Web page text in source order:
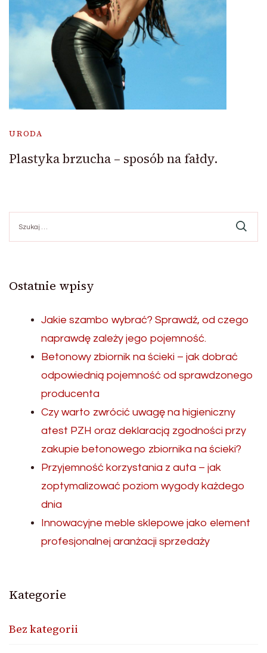
URODA
Plastyka brzucha – sposób na fałdy.
Ostatnie wpisy
Jakie szambo wybrać? Sprawdź, od czego
naprawdę zależy jego pojemność.
Betonowy zbiornik na ścieki – jak dobrać
odpowiednią pojemność od sprawdzonego
producenta
Czy warto zwrócić uwagę na higieniczny
atest PZH oraz deklaracją zgodności przy
zakupie betonowego zbiornika na ścieki?
Przyjemność korzystania z auta – jak
zoptymalizować poziom wygody każdego
dnia
Innowacyjne meble sklepowe jako element
profesjonalnej aranżacji sprzedaży
Kategorie
Bez kategorii